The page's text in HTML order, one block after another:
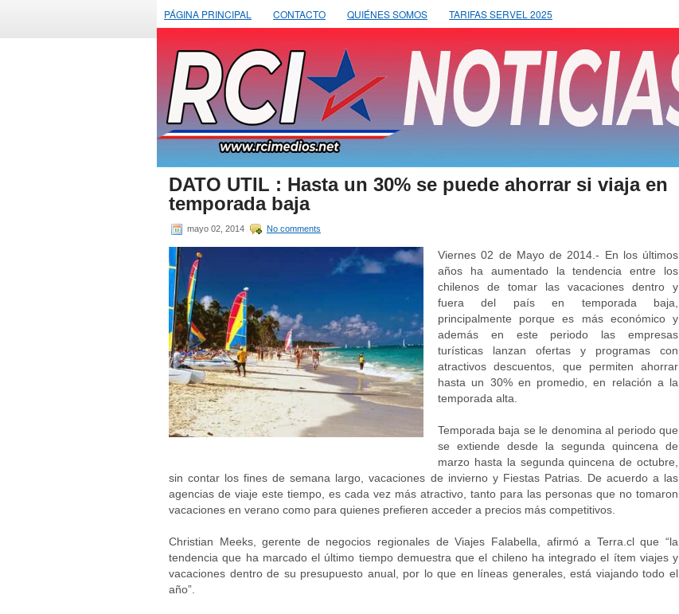
PÁGINA PRINCIPAL CONTACTO QUIÉNES SOMOS TARIFAS SERVEL 2025
DATO UTIL : Hasta un 30% se puede ahorrar si viaja en
temporada baja
mayo 02, 2014 No comments
Viernes 02 de Mayo de 2014.- En los últimos
años ha aumentado la tendencia entre los
chilenos de tomar las vacaciones dentro y
fuera del país en temporada baja,
principalmente porque es más económico y
además en este periodo las empresas
turísticas lanzan ofertas y programas con
atractivos descuentos, que permiten ahorrar
hasta un 30% en promedio, en relación a la
temporada alta.
Temporada baja se le denomina al periodo que
se extiende desde la segunda quincena de
marzo hasta la segunda quincena de octubre,
sin contar los fines de semana largo, vacaciones de invierno y Fiestas Patrias. De acuerdo a las
agencias de viaje este tiempo, es cada vez más atractivo, tanto para las personas que no tomaron
vacaciones en verano como para quienes prefieren acceder a precios más competitivos.
Christian Meeks, gerente de negocios regionales de Viajes Falabella, afirmó a Terra.cl que “la
tendencia que ha marcado el último tiempo demuestra que el chileno ha integrado el ítem viajes y
vacaciones dentro de su presupuesto anual, por lo que en líneas generales, está viajando todo el
año”.